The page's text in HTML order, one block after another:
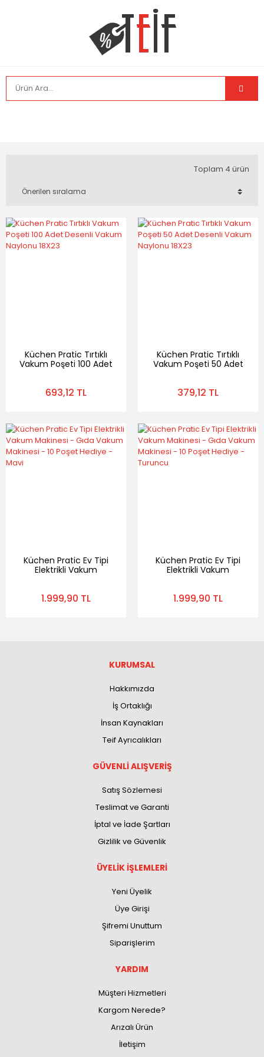
Toplam 4 ürün
Küchen Pratic Tırtıklı
Vakum Poşeti 100 Adet
693,12 TL
Küchen Pratic Tırtıklı
Vakum Poşeti 50 Adet
379,12 TL
Küchen Pratic Ev Tipi
Elektrikli Vakum
Hediye - Mavi
1.999,90 TL
Küchen Pratic Ev Tipi
Elektrikli Vakum
Hediye - Turuncu
1.999,90 TL
KURUMSAL
Hakkımızda
İş Ortaklığı
İnsan Kaynakları
Teif Ayrıcalıkları
GÜVENLİ ALIŞVERİŞ
Satış Sözlemesi
Teslimat ve Garanti
İptal ve İade Şartları
Gizlilik ve Güvenlik
ÜYELİK İŞLEMLERİ
Yeni Üyelik
Üye Girişi
Şifremi Unuttum
Siparişlerim
YARDIM
Müşteri Hizmetleri
Kargom Nerede?
Arızalı Ürün
İletişim